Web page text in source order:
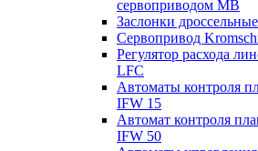
сервоприводом МВ
Заслонки
Cервопривод
Регулятор расхода
LFC
Автоматы контроля
IFW 15
Автомат контроля
IFW 50